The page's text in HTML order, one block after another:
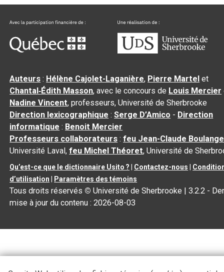
Auteurs : Hélène Cajolet-Laganière, Pierre Martel et
Chantal‑Édith Masson, avec le concours de Louis Mercier
Nadine Vincent, professeurs, Université de Sherbrooke
Direction lexicographique :Serge D’Amico - Direction
informatique : Benoit Mercier
Professeurs collaborateurs :feu Jean-Claude
Université Laval,feu Michel Théoret, Université de
Qu’est-ce que le dictionnaire Usito ? Contactez-nous
d’utilisation
Paramètres des témoins
Tous droits réservés © Université de Sherbrooke |3.2.2 -
mise à jour du contenu :2026-08-03